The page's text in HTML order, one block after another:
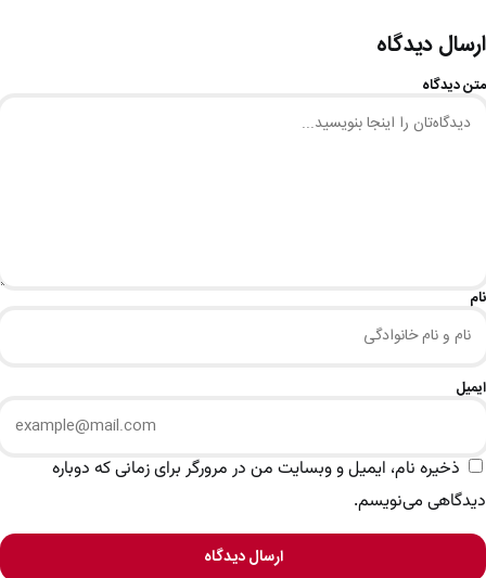
ارسال دیدگاه
متن دیدگاه
نام
ایمیل
ذخیره نام، ایمیل و وبسایت من در مرورگر برای زمانی که دوباره
دیدگاهی می‌نویسم.
ارسال دیدگاه